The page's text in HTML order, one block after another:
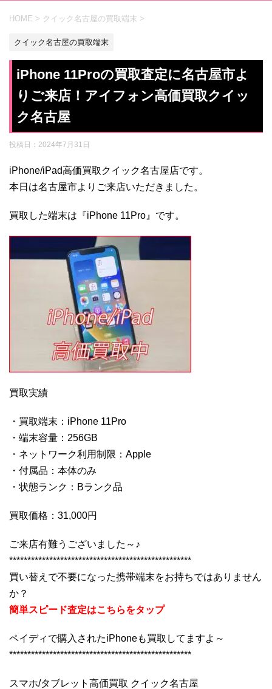
HOME > クイック名古屋の買取端末 >
クイック名古屋の買取端末
iPhone 11Proの買取査定に名古屋市よ
りご来店！アイフォン高価買取クイッ
ク名古屋
投稿日： 2024年7月31日
iPhone/iPad高価買取クイック名古屋店です。
本日は名古屋市よりご来店いただきました。
買取した端末は『iPhone 11Pro』です。
買取実績
・買取端末：iPhone 11Pro
・端末容量：256GB
・ネットワーク利用制限：Apple
・付属品：本体のみ
・状態ランク：Bランク品
買取価格：31,000円
ご来店有難うございました～♪
**************************************************
買い替えで不要になった携帯端末をお持ちではありません
か？
簡単スピード査定はこちらをタップ
ペイディで購入されたiPhoneも買取してますよ～
**************************************************
スマホ/タブレット高価買取 クイック名古屋